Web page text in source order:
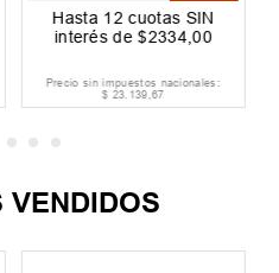
Hasta 12 cuotas SIN
interés de$2334 ,00
Precio sin impuestos nacionales:
$ 23. 139,67
VENDIDOS